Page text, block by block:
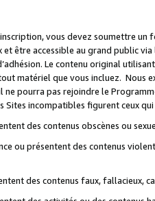
vous devez soumettre
et être accessible au grand public
Le contenu original
matériel que vous incluez. Nous
pourra pas rejoindre le
Sites incompatibles figurent ceux
des contenus obscènes ou
ou présentent des contenus
des contenus faux, fallacieux,